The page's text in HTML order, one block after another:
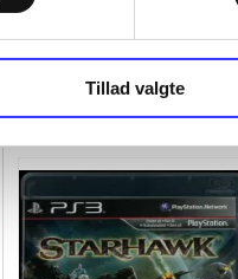
Tillad valgte